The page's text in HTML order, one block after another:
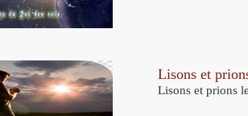
Lisons et
Lisons et prions